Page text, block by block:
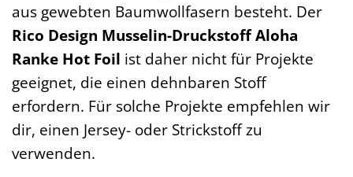
aus gewebten Baumwollfasern besteht. Der
Rico Design Musselin-Druckstoff Aloha
Ranke Hot Foil ist daher nicht für Projekte
geeignet, die einen dehnbaren Stoff
erfordern. Für solche Projekte empfehlen wir
dir, einen Jersey- oder Strickstoff zu
verwenden.